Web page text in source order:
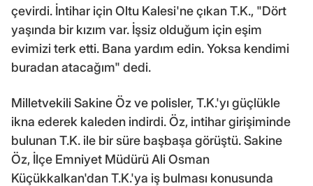
çevirdi. İntihar için Oltu Kalesi'ne çıkan T.K., "Dört
yaşında bir kızım var. İşsiz olduğum için eşim
evimizi terk etti. Bana yardım edin. Yoksa kendimi
buradan atacağım" dedi.
Milletvekili Sakine Öz ve polisler, T.K.'yı güçlükle
ikna ederek kaleden indirdi. Öz, intihar girişiminde
bulunan T.K. ile bir süre başbaşa görüştü. Sakine
Öz, İlçe Emniyet Müdürü Ali Osman
Küçükkalkan'dan T.K.'ya iş bulması konusunda